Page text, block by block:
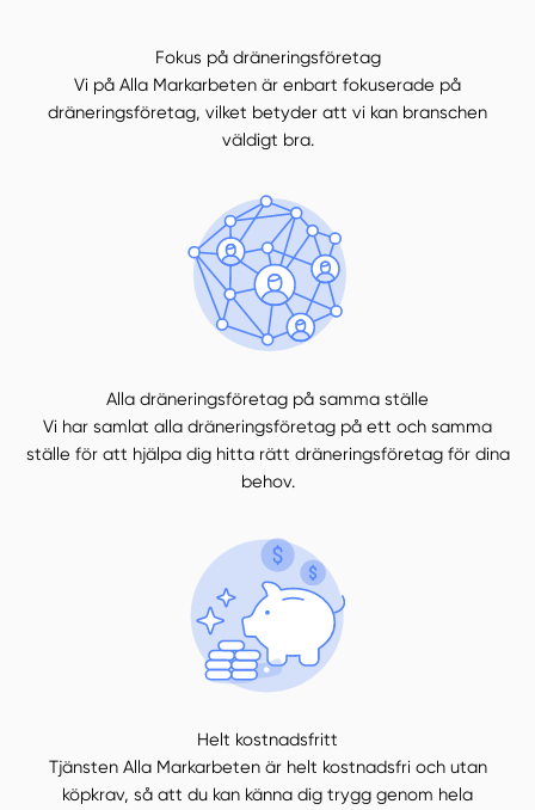
Fokus på dräneringsföretag
Vi på Alla Markarbeten är enbart fokuserade på
dräneringsföretag, vilket betyder att vi kan branschen
väldigt bra.
Alla dräneringsföretag på samma ställe
Vi har samlat alla dräneringsföretag på ett och samma
ställe för att hjälpa dig hitta rätt dräneringsföretag för dina
behov.
Helt kostnadsfritt
Tjänsten Alla Markarbeten är helt kostnadsfri och utan
köpkrav, så att du kan känna dig trygg genom hela